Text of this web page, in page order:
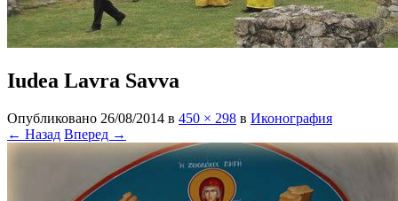
Iudea Lavra Savva
Опубликовано 26/08/2014 в 450 × 298 в Иконография
← Назад Вперед →